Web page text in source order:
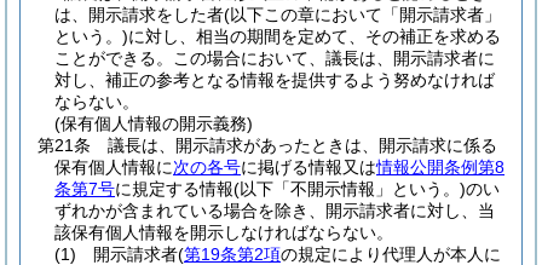
は、開示請求をした者(以下この章において「開示請求者」
という。)に対し、相当の期間を定めて、その補正を求める
ことができる。
この場合において、議長は、開示請求者に
対し、補正の参考となる情報を提供するよう努めなければ
ならない。
(保有個人情報の開示義務)
第21条
議長は、開示請求があったときは、開示請求に係る
保有個人情報に次の各号に掲げる情報又は情報公開条例第8
条第7号に規定する情報(以下「不開示情報」という。)のい
ずれかが含まれている場合を除き、開示請求者に対し、当
該保有個人情報を開示しなければならない。
(1)
開示請求者(第19条第2項の規定により代理人が本人に